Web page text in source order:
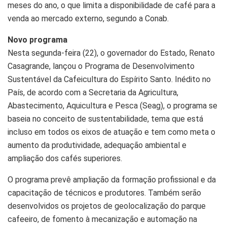
meses do ano, o que limita a disponibilidade de café para a
venda ao mercado externo, segundo a Conab.
Novo programa
Nesta segunda-feira (22), o governador do Estado, Renato
Casagrande, lançou o Programa de Desenvolvimento
Sustentável da Cafeicultura do Espírito Santo. Inédito no
País, de acordo com a Secretaria da Agricultura,
Abastecimento, Aquicultura e Pesca (Seag), o programa se
baseia no conceito de sustentabilidade, tema que está
incluso em todos os eixos de atuação e tem como meta o
aumento da produtividade, adequação ambiental e
ampliação dos cafés superiores.
O programa prevê ampliação da formação profissional e da
capacitação de técnicos e produtores. Também serão
desenvolvidos os projetos de geolocalização do parque
cafeeiro, de fomento à mecanização e automação na